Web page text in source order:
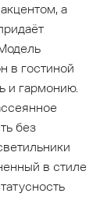
а
в гостиной
и гармонию.
без
в стиле